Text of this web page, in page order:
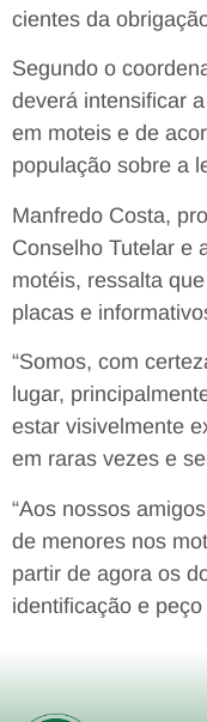
cientes da
Segundo o
deverá intensificar
em moteis e de
população sobre a
Manfredo Costa,
Conselho Tutelar e
motéis, ressalta
placas e
“Somos, com
lugar,
estar visivelmente
em raras vezes e
“Aos nossos
de menores nos
partir de agora os
identificação e